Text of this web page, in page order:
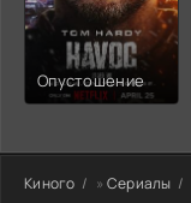
Опустошение
Киного » Сериалы